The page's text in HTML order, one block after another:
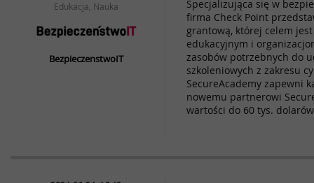
Edukacja, Nauka
BezpieczenstwoIT
Specjalizująca się w
firma Check Point
grantową, której celem
edukacyjnym i
zasobów potrzebnych do
szkoleniowych z zakresu
SecureAcademy zapewni
nowemu partnerowi
wartości do 60 tys.